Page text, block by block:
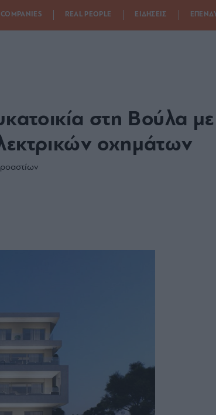
COMPANIES REAL PEOPLE ΕΙΔΗΣΕΙΣ
στη Βούλα
οχημάτων